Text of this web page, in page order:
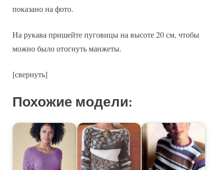
показано на фото.
На рукава пришейте пуговицы на высоте 20 см, чтобы
можно было отогнуть манжеты.
[свернуть]
Похожие модели: